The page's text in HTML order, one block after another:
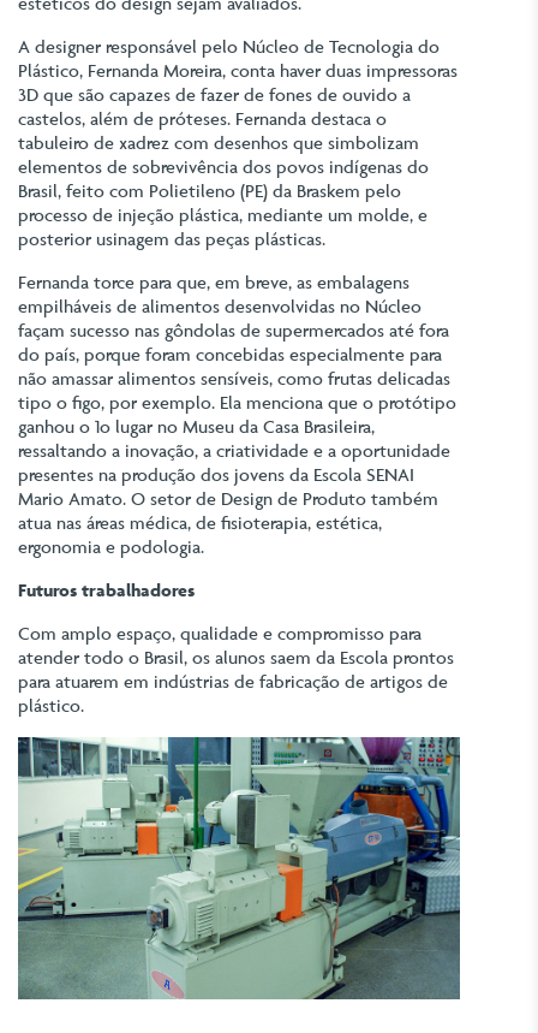
A designer responsável pelo Núcleo de Tecnologia do
Plástico, Fernanda Moreira, conta haver duas impressoras
3D que são capazes de fazer de fones de ouvido a
castelos, além de próteses. Fernanda destaca o
tabuleiro de xadrez com desenhos que simbolizam
elementos de sobrevivência dos povos indígenas do
Brasil, feito com Polietileno (PE) da Braskem pelo
processo de injeção plástica, mediante um molde, e
posterior usinagem das peças plásticas.
Fernanda torce para que, em breve, as embalagens
empilháveis de alimentos desenvolvidas no Núcleo
façam sucesso nas gôndolas de supermercados até fora
do país, porque foram concebidas especialmente para
não amassar alimentos sensíveis, como frutas delicadas
tipo o figo, por exemplo. Ela menciona que o protótipo
ganhou o 1o lugar no Museu da Casa Brasileira,
ressaltando a inovação, a criatividade e a oportunidade
presentes na produção dos jovens da Escola SENAI
Mario Amato. O setor de Design de Produto também
atua nas áreas médica, de fisioterapia, estética,
ergonomia e podologia.
Futuros trabalhadores
Com amplo espaço, qualidade e compromisso para
atender todo o Brasil, os alunos saem da Escola prontos
para atuarem em indústrias de fabricação de artigos de
plástico.